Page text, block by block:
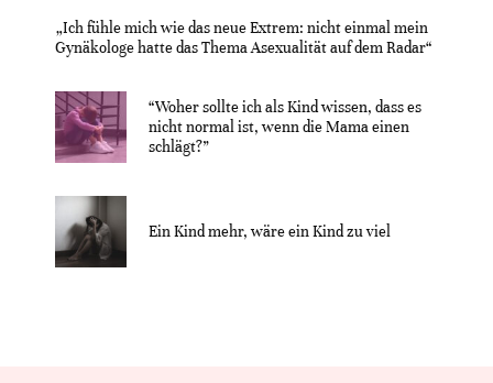
„Ich fühle mich wie das neue Extrem: nicht einmal mein
Gynäkologe hatte das Thema Asexualität auf dem Radar“
“Woher sollte ich als Kind wissen, dass es
nicht normal ist, wenn die Mama einen
schlägt?”
Ein Kind mehr, wäre ein Kind zu viel